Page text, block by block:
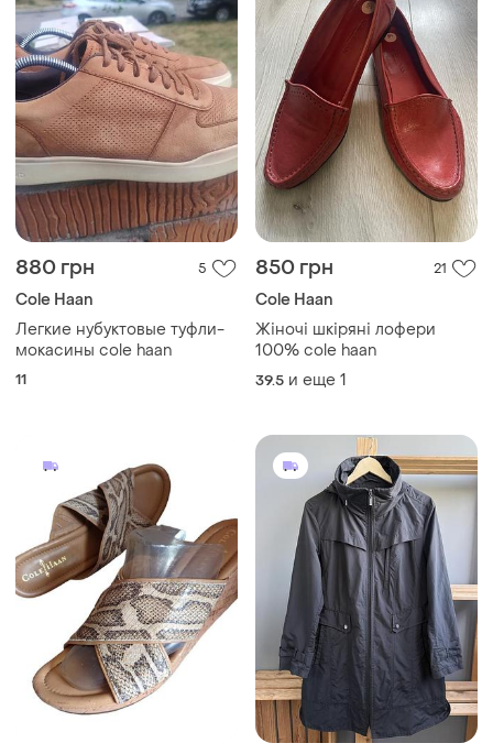
880 грн 5
Cole Haan
Легкие нубуктовые туфли-
мокасины cole haan
11
850 грн 21
Cole Haan
Жіночі шкіряні лофери
100% cole haan
39.5 и еще 1